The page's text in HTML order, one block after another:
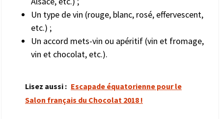
Un type de vin (rouge, blanc, rosé, effervescent,
etc.) ;
Un accord mets-vin ou apéritif (vin et fromage,
vin et chocolat, etc.).
Lisez aussi : Escapade équatorienne pour le
Salon français du Chocolat 2018 !